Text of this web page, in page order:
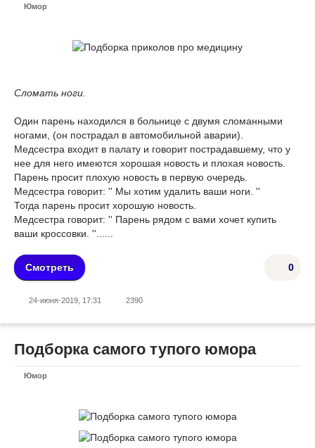
Юмор
Сломать ноги.
Один парень находился в больнице с двумя сломанными
ногами, (он пострадал в автомобильной аварии).
Медсестра входит в палату и говорит пострадавшему, что у
нее для него имеются хорошая новость и плохая новость.
Парень просит плохую новость в первую очередь.
Медсестра говорит: '' Мы хотим удалить ваши ноги. ''
Тогда парень просит хорошую новость.
Медсестра говорит: '' Парень рядом с вами хочет купить
ваши кроссовки. ''......
0
Смотреть
24-июня-2019, 17:31 2390
Подборка самого тупого юмора
Юмор